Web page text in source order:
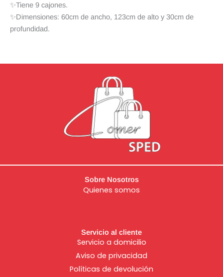
✨Tiene 9 cajones.
✨Dimensiones: 60cm de ancho, 123cm de alto y 30cm de
profundidad.
Sobre Nosotros
Quienes somos
Servicio al cliente
Servicio a domicilio
Aviso de privacidad
Políticas de devolución